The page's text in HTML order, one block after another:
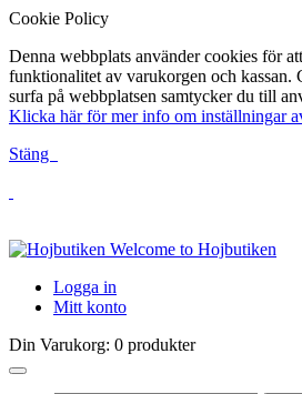
Cookie Policy
Denna webbplats använder cookies för
funktionalitet av varukorgen och kassan.
surfa på webbplatsen samtycker du till
Klicka här för mer info om inställningar
Stäng
Welcome to Hojbutiken
Logga in
Mitt konto
Din Varukorg: 0 produkter